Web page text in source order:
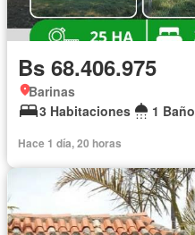
Bs 68.406.975
Barinas
3 Habitaciones
1 Baño
Hace 1 día, 20 horas